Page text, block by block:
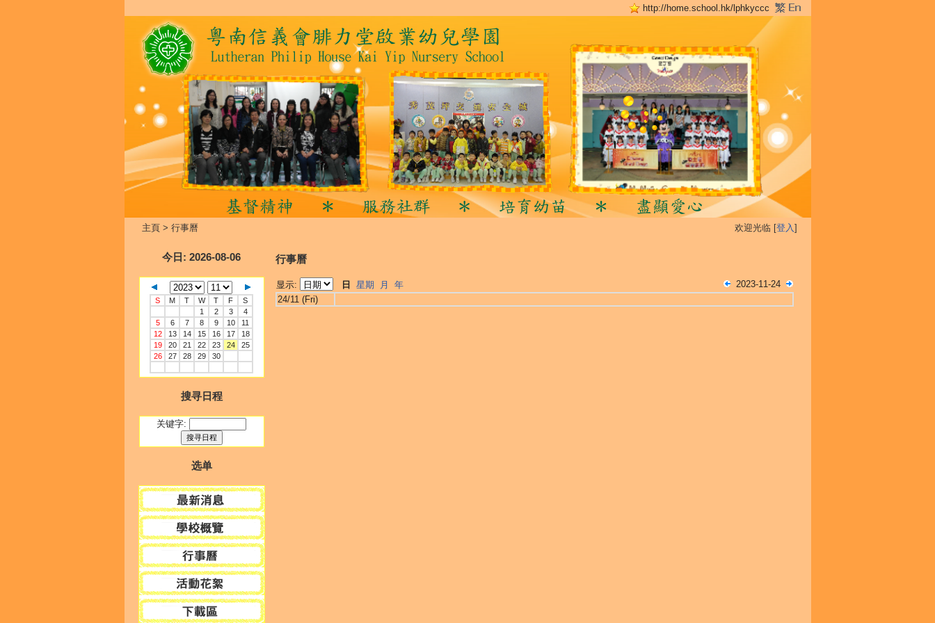
http://home.school.hk/lphkyccc
主頁> 行事曆 欢迎光临 [登入]
今日 : 2026-08-06
S M T W T F
S
1
2 3
4
5
6 7 8 9 10
11
12
13 14 15 16 17
18
19
20 21 22 23 24
25
26
27 28 29 30
搜寻日程
关键字:
选单
行事曆
显示: 日 星期 月 年
2023-11-24
24/11 (Fri)